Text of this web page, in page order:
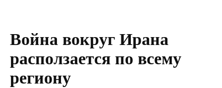
Война вокруг Ирана
расползается по всему
региону